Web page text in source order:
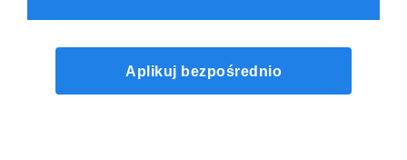
Aplikuj bezpośrednio